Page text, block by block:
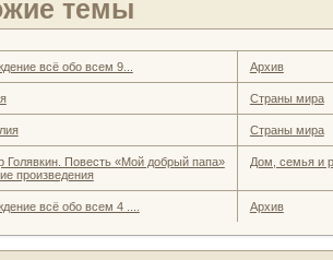
темы
всё обо всем 9... Архив
Страны мира
Страны мира
Голявкин. Повесть «Мой добрый папа»
произведения
Дом, семья и
всё обо всем 4 .... Архив